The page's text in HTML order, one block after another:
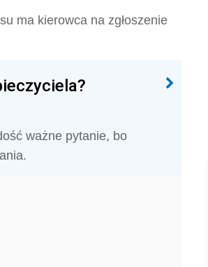
ma kierowca na zgłoszenie
ważne pytanie, bo